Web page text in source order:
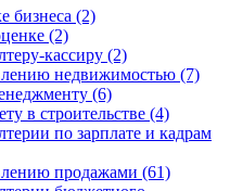
бизнеса (2)
(2)
кассиру (2)
недвижимостью (7)
(6)
в строительстве (4)
по зарплате и кадрам
продажами (61)